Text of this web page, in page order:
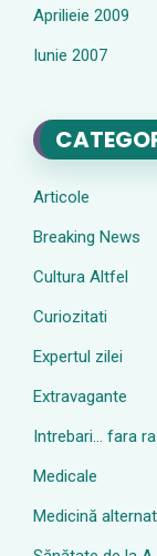
Aprilieie 2009
Iunie 2007
Articole
Breaking News
Cultura Altfel
Curiozitati
Expertul zilei
Extravagante
Intrebari… fara
Medicale
Medicină